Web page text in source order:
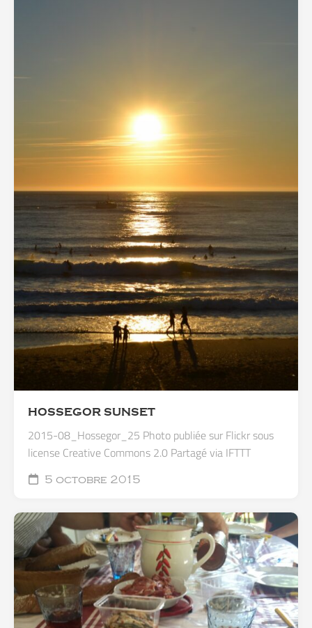
HOSSEGOR SUNSET
2015-08_Hossegor_25 Photo publiée sur Flickr sous
license Creative Commons 2.0 Partagé via IFTTT
5 octobre 2015